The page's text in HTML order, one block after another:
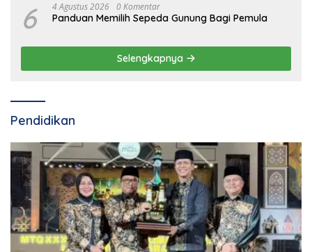
6 4 Agustus 2026 0 Komentar
Panduan Memilih Sepeda Gunung Bagi Pemula
Selengkapnya
Pendidikan